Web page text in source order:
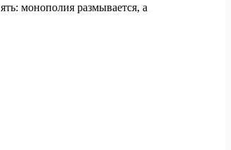
монополия размывается, а